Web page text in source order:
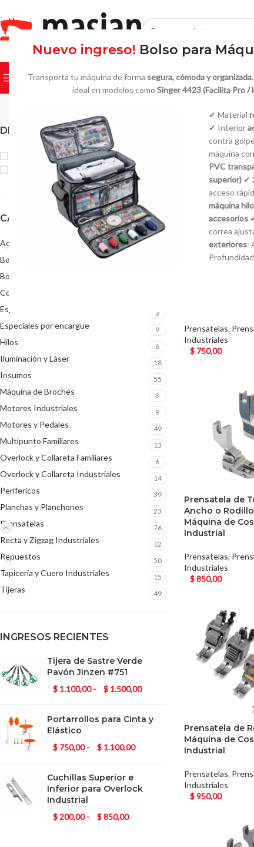
Nuevo ingreso! Bolso para
Transporta tu máquina de forma segura, cómoda y organizada
ideal en modelos como Singer 4423 (Facilita Pro /
✔ Material
✔ Interior
contra
máquina
PVC
superior) ✔
acceso
máquina
accesorios
correa
exteriores:
SELECCIONAR CATEGORÍA
NUESTROS PODUCTOS INICIOTIENDA
DISPONIBILIDAD
CATEGORÍAS
Accesorios
Bolseras Industriales
Bordadoras Familiares Industriales
Cortadoras de tela
Especiales Industriales 3
Especiales por encargue 9
Hilos 6
Iluminación y Láser 18
Insumos 55
Máquina de Broches 3
Motores Industriales 9
Motores y Pedales 49
Multipunto Familiares 13
Overlock y Collareta Familiares 6
Overlock y Collareta Industriales 14
Perifericos 39
Planchas y Planchones 23
Prensatelas 76
Recta y Zigzag Industriales 12
Repuestos 50
Tapicería y Cuero Industriales 15
Tijeras 49
INGRESOS RECIENTES
Tijera de Sastre Verde
Pavón Jinzen #751
$ 1.100,00 - $ 1.500,00
Portarrollos para Cinta y
Elástico
$ 750,00 - $ 1.100,00
Cuchillas Superior e
Inferior para Overlock
Industrial
$200,00 - $850,00
Prensatelas/
Prensatela
Prensatelas,
Industriales
$750,00
Prensatela de
Ancho o
Máquina de
Industrial
Prensatelas,
Industriales
$850,00
Prensatela de
Máquina de
Industrial
Prensatelas,
Industriales
$950,00